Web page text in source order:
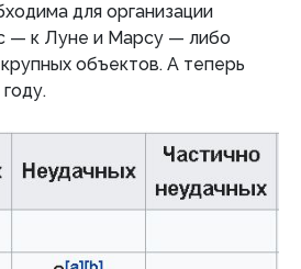
для организации
— к Луне и Марсу — либо
объектов. А теперь